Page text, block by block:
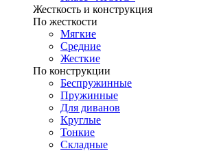
Жесткость и конструкция
По жесткости
Мягкие
Средние
Жесткие
По конструкции
Беспружинные
Пружинные
Для диванов
Круглые
Тонкие
Складные